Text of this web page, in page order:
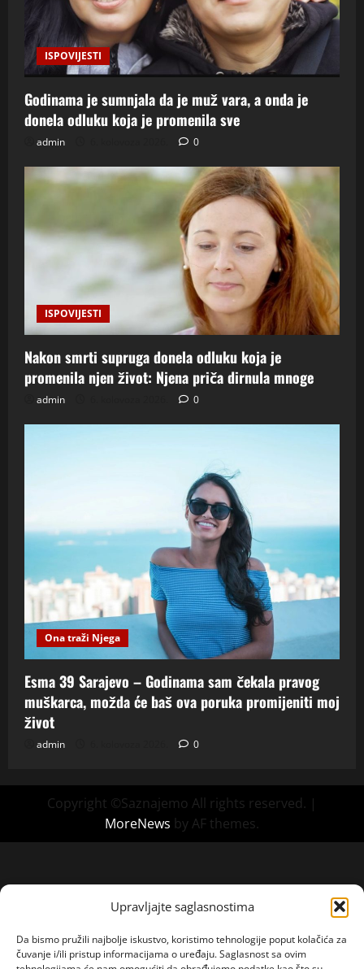
Upravljajte saglasnostima
Da bismo pružili najbolje iskustvo, koristimo tehnologije poput kolačića za
čuvanje i/ili pristup informacijama o uređaju. Saglasnost sa ovim
ISPOVIJESTI
Godinama je sumnjala da je muž vara, a onda je
donela odluku koja je promenila sve
admin 0
ISPOVIJESTI
Nakon smrti supruga donela odluku koja je
promenila njen život: Njena priča dirnula mnoge
admin 0
Ona traži Njega
Esma 39 Sarajevo – Godinama sam čekala pravog
muškarca, možda će baš ova poruka promijeniti moj
život
admin 0
Copyright ©Saznajemo All rights reserved. |
MoreNews by AF themes.